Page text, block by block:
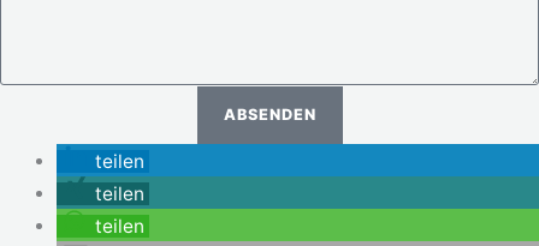
ABSENDEN
teilen
teilen
teilen